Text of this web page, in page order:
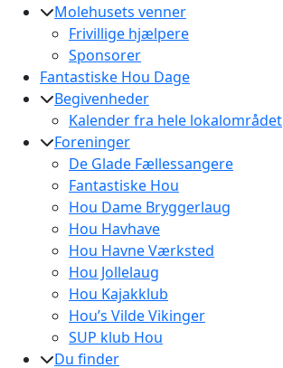
Molehusets venner
Frivillige hjælpere
Sponsorer
Fantastiske Hou Dage
Begivenheder
Kalender fra hele lokalområdet
Foreninger
De Glade Fællessangere
Fantastiske Hou
Hou Dame Bryggerlaug
Hou Havhave
Hou Havne Værksted
Hou Jollelaug
Hou Kajakklub
Hou’s Vilde Vikinger
SUP klub Hou
Du finder